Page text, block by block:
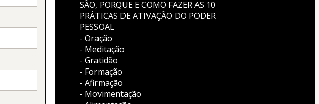
SÃO, PORQUE E COMO FAZER AS 10
PRÁTICAS DE ATIVAÇÃO DO PODER
PESSOAL
- Oração
- Meditação
- Gratidão
- Formação
- Afirmação
- Movimentação